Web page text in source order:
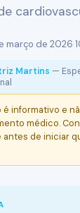
março de 2026·
Martins —
informativo e
médico.
antes de iniciar